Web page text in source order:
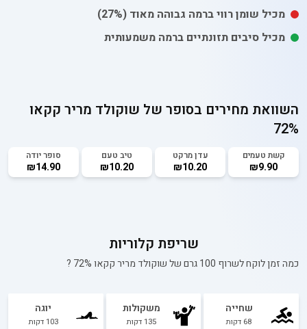
מכיל שומן רוויברמה גבוהה מאוד (27%)
מכיל סיבים תזונתיים ברמה משמעותית
השוואת מחירים בסופר של שוקולד מריר קקאו
72%
קשת טעמים
₪9.90
עדן מרקט
₪10.20
טיב טעם
₪10.20
סופר יודה
₪14.90
שריפת קלוריות
כמה זמן לוקח לשרוף 100 גרם של שוקולד מריר קקאו 72% ?
שחייה
68 דקות
משקולות
135 דקות
יוגה
103 דקות